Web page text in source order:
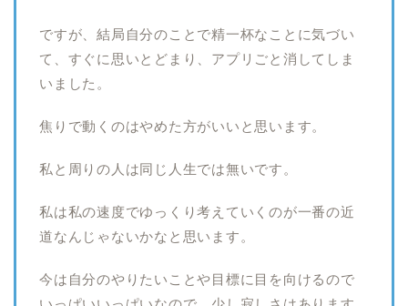
ですが、結局自分のことで精一杯なことに気づい
て、すぐに思いとどまり、アプリごと消してしま
いました。
焦りで動くのはやめた方がいいと思います。
私と周りの人は同じ人生では無いです。
私は私の速度でゆっくり考えていくのが一番の近
道なんじゃないかなと思います。
今は自分のやりたいことや目標に目を向けるので